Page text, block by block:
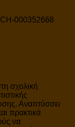
000352668
σχολική
Αναπτύσσει
πρακτικά
να